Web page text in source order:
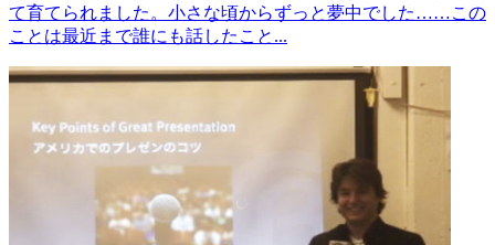
て育てられました。小さな頃からずっと夢中でした……この
ことは最近まで誰にも話したこと...